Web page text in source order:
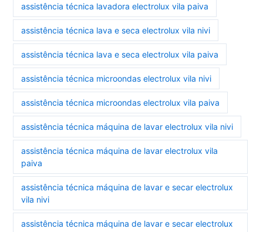
assistência técnica lavadora electrolux vila paiva
assistência técnica lava e seca electrolux vila nivi
assistência técnica lava e seca electrolux vila paiva
assistência técnica microondas electrolux vila nivi
assistência técnica microondas electrolux vila paiva
assistência técnica máquina de lavar electrolux vila nivi
assistência técnica máquina de lavar electrolux vila
paiva
assistência técnica máquina de lavar e secar electrolux
vila nivi
assistência técnica máquina de lavar e secar electrolux